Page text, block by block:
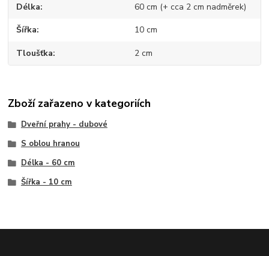
Délka 60 cm (+ cca 2 cm nadměrek)
Šířka 10 cm
Tloušťka 2 cm
Zboží zařazeno v kategoriích
Dveřní prahy - dubové
S oblou hranou
Délka - 60 cm
Šířka - 10 cm